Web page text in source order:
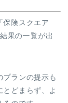
保険スクエア
果の一覧が出
プランの提示も
どまらず、よ